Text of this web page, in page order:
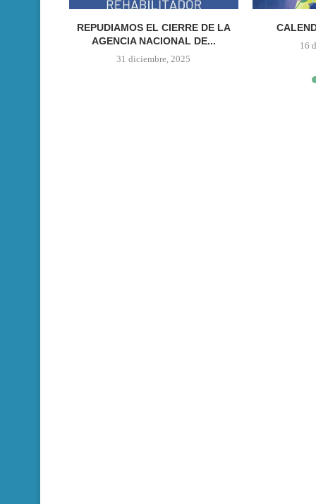
REPUDIAMOS EL CIERRE DE LA
AGENCIA NACIONAL DE...
31 diciembre, 2025
16